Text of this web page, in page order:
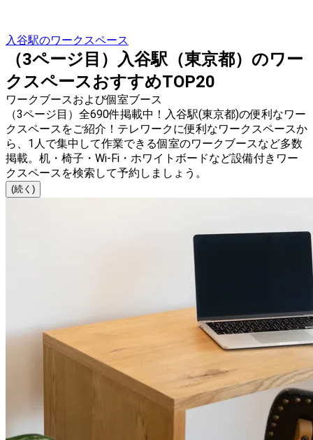
入谷駅のワークスペース
（3ページ目）入谷駅（東京都）のワー
クスペースおすすめTOP20
ワークブースおよび個室ブース
（3ページ目）全690件掲載中！入谷駅(東京都)の便利なワー
クスペースをご紹介！テレワークに便利なワークスペースか
ら、1人で集中して作業できる個室のワークブースなど多数
掲載。机・椅子・Wi-Fi・ホワイトボードなど設備付きワー
クスペースを検索して予約しましょう。
(続く)